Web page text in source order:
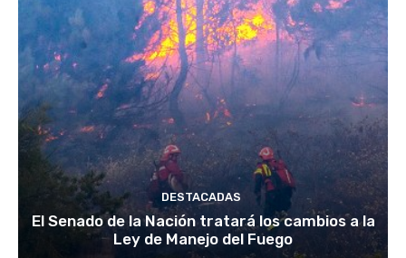
DESTACADAS
El Senado de la Nación tratará los cambios a la
Ley de Manejo del Fuego